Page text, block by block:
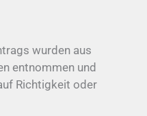
wurden aus
entnommen und
Richtigkeit oder